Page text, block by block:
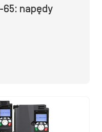
65: napędy